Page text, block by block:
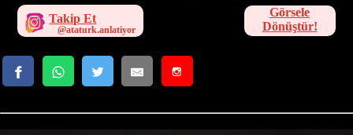
Takip Et
Görsele
Dönüştür!